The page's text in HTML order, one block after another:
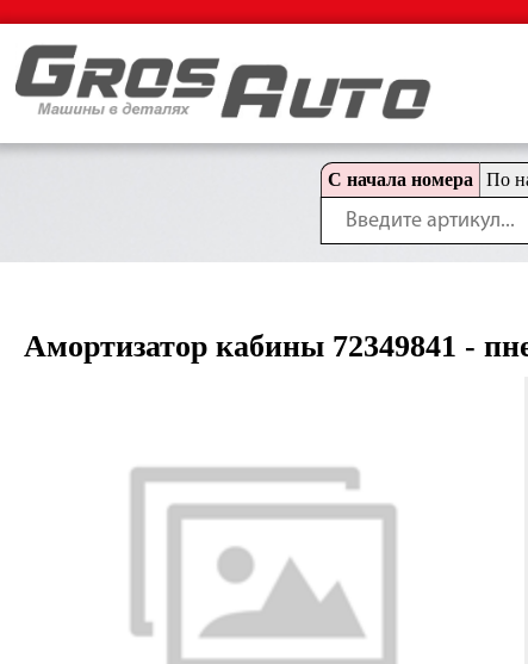
С начала номера По
Амортизатор кабины 72349841 -